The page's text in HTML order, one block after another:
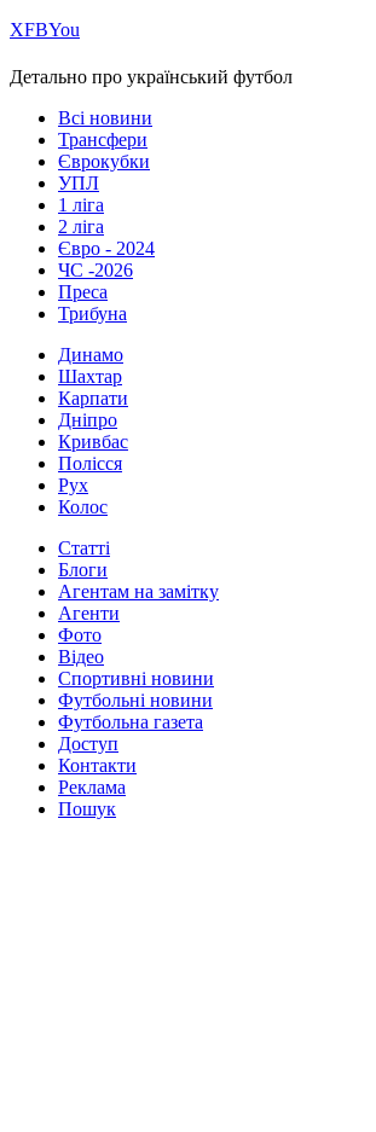
ХFBYou
Детально про український футбол
Всі новини
Трансфери
Єврокубки
УПЛ
1 ліга
2 ліга
Євро - 2024
ЧС -2026
Преса
Трибуна
Динамо
Шахтар
Карпати
Дніпро
Кривбас
Полісся
Рух
Колос
Статті
Блоги
Агентам на замітку
Агенти
Фото
Відео
Спортивні новини
Футбольні новини
Футбольна газета
Доступ
Контакти
Реклама
Пошук